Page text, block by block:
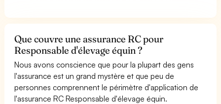
Que couvre une assurance RC pour
Responsable d'élevage équin ?
Nous avons conscience que pour la plupart des gens
l'assurance est un grand mystère et que peu de
personnes comprennent le périmètre d'application de
l'assurance RC Responsable d'élevage équin.